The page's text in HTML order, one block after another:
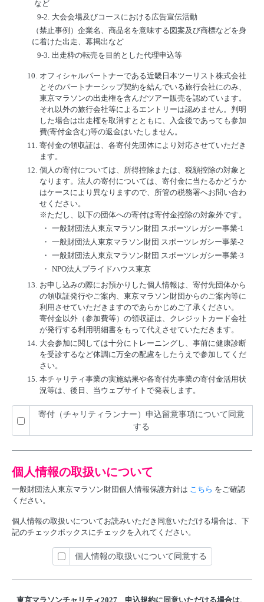
など
9-2. 大会会場及びコースにおける広告宣伝活動
（禁止事例）企業名、商品名を意味する図案及び商標などを身
に着けた出走、幕掲出など
9-3. 出走枠の転売を目的とした代理申込等
10. オフィシャルパートナーである近畿日本ツーリスト株式会社
とそのパートナーシップ契約を結んでいる旅行会社にのみ、
東京マラソンの出走権を含んだツアー販売を認めています。
それ以外の旅行会社等によるエントリーは認めません。判明
した場合は出走権を取消すとともに、入金後であっても参加
費(寄付金含む)等の返金はいたしません。
11. 寄付金の領収証は、各寄付先団体により対応させていただき
ます。
12. 個人の寄付については、所得控除または、税額控除の対象と
なります。法人の寄付については、寄付金に当たるかどうか
はケースにより異なりますので、所管の税務署へお問い合わ
せください。
※ただし、以下の団体への寄付は寄付金控除の対象外です。
・ 一般財団法人東京マラソン財団 スポーツレガシー事業-1
・ 一般財団法人東京マラソン財団 スポーツレガシー事業-2
・ 一般財団法人東京マラソン財団 スポーツレガシー事業-3
・ NPO法人プライドハウス東京
13. お申し込みの際にお預かりした個人情報は、寄付先団体から
の領収証発行やご案内、東京マラソン財団からのご案内等に
利用させていただきますのであらかじめご了承ください。
寄付金以外（参加費等）の領収証は、クレジットカード会社
が発行する利用明細書をもって代えさせていただきます。
14. 大会参加に関しては十分にトレーニングし、事前に健康診断
を受診するなど体調に万全の配慮をしたうえで参加してくだ
さい。
15. 本チャリティ事業の実施結果や各寄付先事業の寄付金活用状
況等は、後日、当ウェブサイトで発表します。
寄付（チャリティランナー）申込留意事項について同意
する
個人情報の取扱いについて
一般財団法人東京マラソン財団個人情報保護方針は こちら をご確認
ください。
個人情報の取扱いについてお読みいただき同意いただける場合は、下
記のチェックボックスにチェックを入れてください。
個人情報の取扱いについて同意する
東京マラソンチャリティ2027 申込規約に 同意いただける場合は、